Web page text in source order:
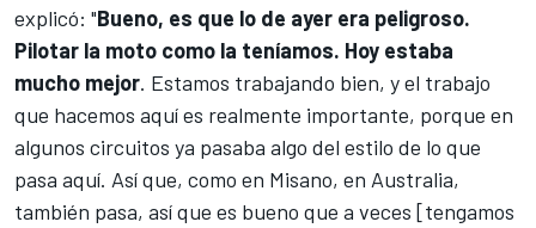
explicó: "Bueno, es que lo de ayer era peligroso.
Pilotar la moto como la teníamos. Hoy estaba
mucho mejor. Estamos trabajando bien, y el trabajo
que hacemos aquí es realmente importante, porque en
algunos circuitos ya pasaba algo del estilo de lo que
pasa aquí. Así que, como en Misano, en Australia,
también pasa, así que es bueno que a veces [tengamos